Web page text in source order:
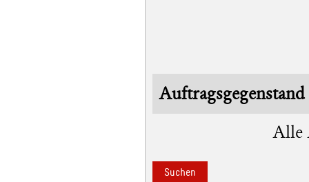
Auftragsgegenstand
Alle